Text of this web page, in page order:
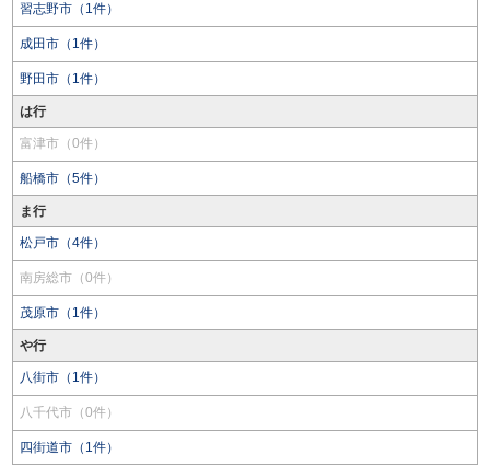
習志野市（1件）
成田市（1件）
野田市（1件）
は行
富津市（0件）
船橋市（5件）
ま行
松戸市（4件）
南房総市（0件）
茂原市（1件）
や行
八街市（1件）
八千代市（0件）
四街道市（1件）